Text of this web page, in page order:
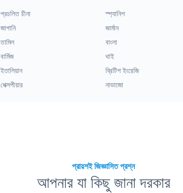
প্রচলিত চীনা স্প্যানিশ
জাপানি জার্মান
তামিল বাংলা
বার্মিজ থাই
ইতালিয়ান ব্রিটিশ ইংরেজি
শেক্সপীয়ার নাভাজো
প্রায়শই জিজ্ঞাসিত প্রশ্ন
আপনার যা কিছু জানা দরকার